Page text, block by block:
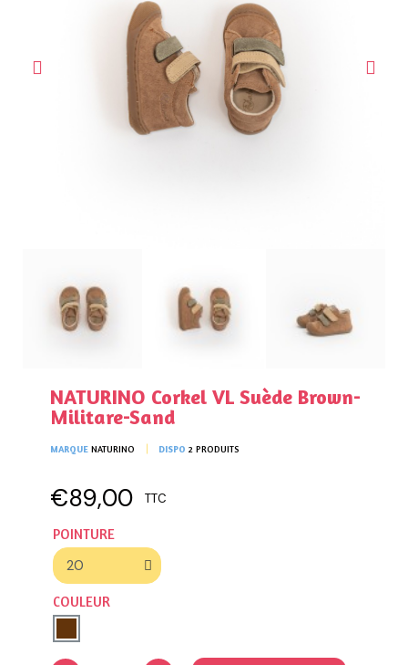
NATURINO Corkel VL Suède Brown-
Militare-Sand
MARQUE NATURINO DISPO 2 PRODUITS
€89,00 TTC
POINTURE
COULEUR